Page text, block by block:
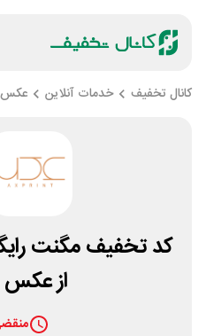
کانال تخفیف خدمات آنلاین عکس
کد تخفیف مگنت
از عکس